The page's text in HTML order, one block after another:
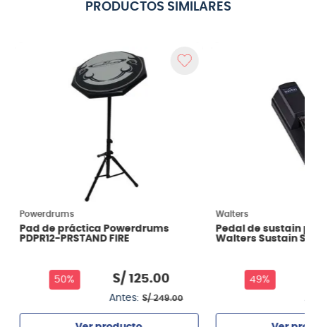
PRODUCTOS SIMILARES
Powerdrums
Pad de práctica Powerdrums
PDPR12-PRSTAND FIRE
50% S/ 125.00
Antes: S/ 249.00
Walters
Pedal de sustain
Walters Sustain SV
49%